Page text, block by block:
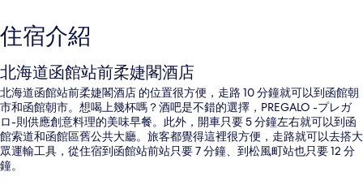
住宿介紹
北海道函館站前柔婕閣酒店
北海道函館站前柔婕閣酒店 的位置很方便，走路 10 分鐘就可以到函館朝
市和函館朝市。想喝上幾杯嗎？酒吧是不錯的選擇，PREGALO -プレガ
ロ-則供應創意料理的美味早餐。此外，開車只要 5 分鐘左右就可以到函
館索道和函館區舊公共大廳。旅客都覺得這裡很方便，走路就可以去搭大
眾運輸工具，從住宿到函館站前站只要 7 分鐘、到松風町站也只要 12 分
鐘。